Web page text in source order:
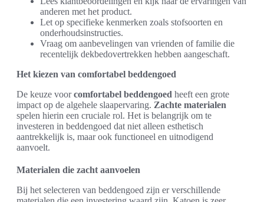
anderen met het product.
Let op specifieke kenmerken zoals stofsoorten en
onderhoudsinstructies.
Vraag om aanbevelingen van vrienden of familie die
recentelijk dekbedovertrekken hebben aangeschaft.
Het kiezen van comfortabel beddengoed
De keuze voorcomfortabel beddengoed heeft een grote
impact op de algehele slaapervaring. Zachte materialen
spelen hierin een cruciale rol. Het is belangrijk om te
investeren in beddengoed dat niet alleen esthetisch
aantrekkelijk is, maar ook functioneel en uitnodigend
aanvoelt.
Materialen die zacht aanvoelen
Bij het selecteren van beddengoed zijn er verschillende